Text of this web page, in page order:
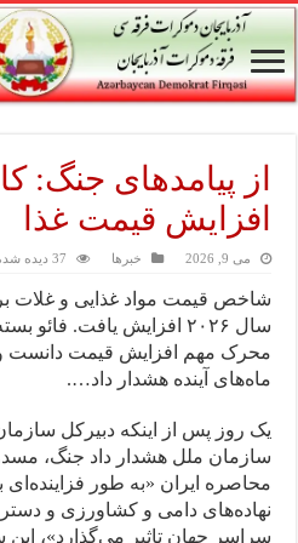
از پیامدهای
افزایش قیمت غذا
می 9, 2026 خبرها 37 دیده شده
شاخص قیمت مواد غذایی و غلات
سال ۲۰۲۶ افزایش یافت.
محرک مهم افزایش قیمت دانست و
ماه‌های آینده هشدار داد….
یک روز پس از اینکه دبیرکل
سازمان ملل هشدار داد جنگ،
محاصره ایران «به طور فزاینده‌ای
نهاده‌های دامی و کشاورزی و
سراسر جهان تاثیر می‌گذارد»،